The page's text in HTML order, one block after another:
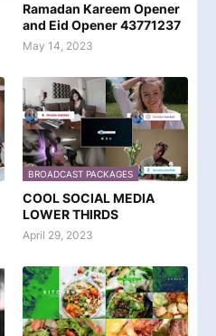
Ramadan Kareem Opener
and Eid Opener 43771237
May 14, 2023
BROADCAST PACKAGES
COOL SOCIAL MEDIA
LOWER THIRDS
April 29, 2023